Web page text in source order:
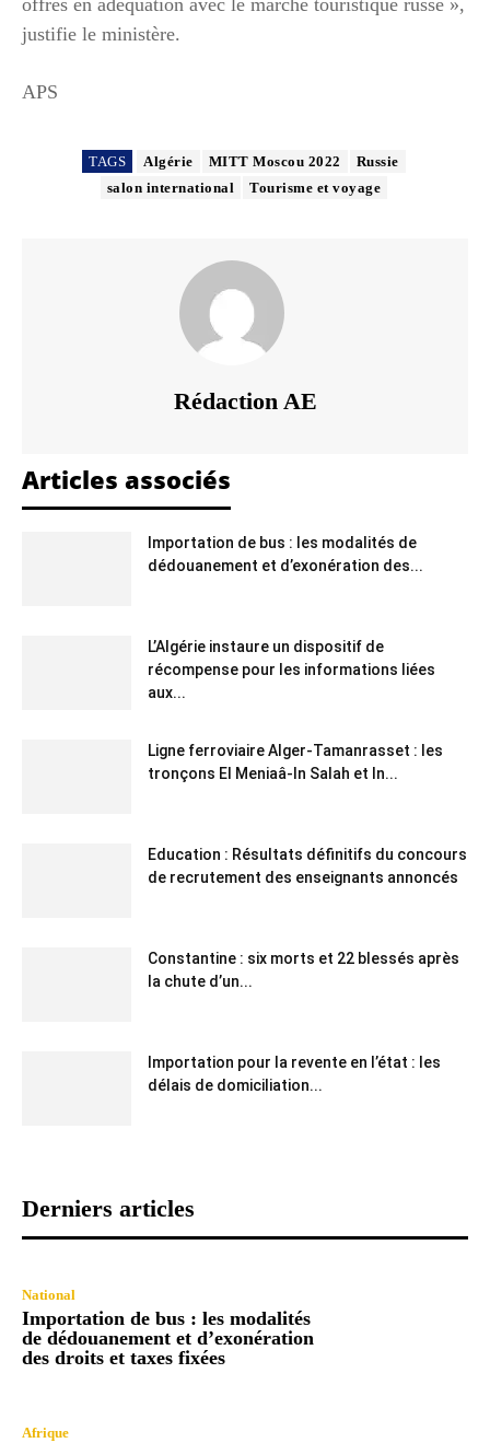
justifie le ministère.
APS
TAGS Algérie MITT Moscou 2022
Russie
salon international
Tourisme et voyage
Rédaction AE
Articles associés
Importation de bus : les modalités de
dédouanement et d’exonération des...
L’Algérie instaure un dispositif de
récompense pour les informations liées
aux...
Ligne ferroviaire Alger-Tamanrasset : les
tronçons El Meniaâ-In Salah et In...
Education : Résultats définitifs du concours
de recrutement des enseignants annoncés
Constantine : six morts et 22 blessés après
la chute d’un...
Importation pour la revente en l’état : les
délais de domiciliation...
Derniers articles
National
Importation de bus : les modalités
de dédouanement et d’exonération
des droits et taxes fixées
Afrique